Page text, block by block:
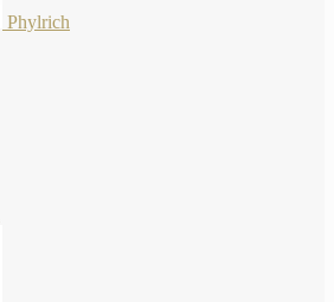
Phylrich